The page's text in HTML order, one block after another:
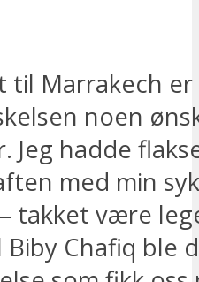
til Marrakech er
noen
Jeg hadde
med min
takket være
Biby Chafiq ble